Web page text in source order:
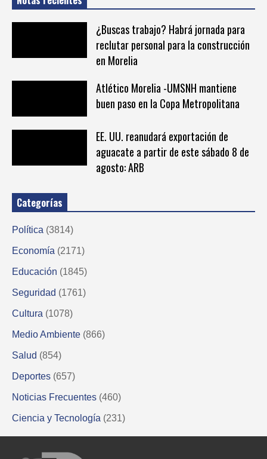
¿Buscas trabajo? Habrá jornada para
reclutar personal para la construcción
en Morelia
Atlético Morelia -UMSNH mantiene
buen paso en la Copa Metropolitana
EE. UU. reanudará exportación de
aguacate a partir de este sábado 8 de
agosto: ARB
Categorías
Política (3814)
Economía (2171)
Educación (1845)
Seguridad (1761)
Cultura (1078)
Medio Ambiente (866)
Salud (854)
Deportes (657)
Noticias Frecuentes (460)
Ciencia y Tecnología (231)